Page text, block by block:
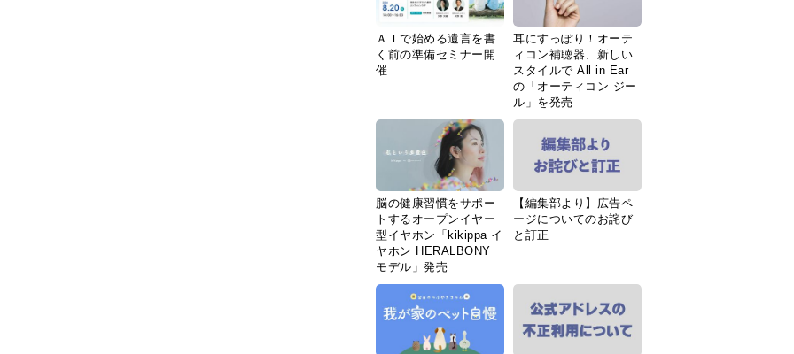
ＡＩで始める遺言を書
く前の準備セミナー開
催
耳にすっぽり！オーテ
ィコン補聴器、新しい
スタイルで All in Ear
の「オーティコン ジー
ル」を発売
脳の健康習慣をサポー
トするオープンイヤー
型イヤホン「kikippa イ
ヤホン HERALBONY
モデル」発売
【編集部より】広告ペ
ージについてのお詫び
と訂正